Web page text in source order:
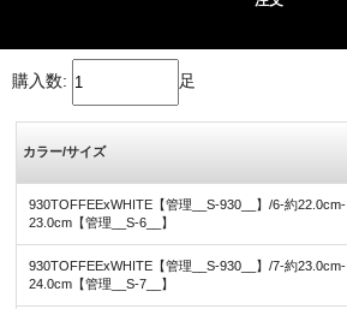
購入数: 足
カラー/サイズ
930TOFFEExWHITE【管理__S-930__】/6-約22.0cm-
23.0cm【管理__S-6__】
930TOFFEExWHITE【管理__S-930__】/7-約23.0cm-
24.0cm【管理__S-7__】